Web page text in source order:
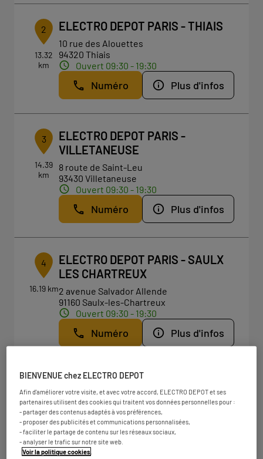
2
13.32
km
ELECTRO DEPOT PARIS - THIAIS
10 rue des Alouettes
94320 Thiais
Ouvert 09:30 - 19:30
Numéro Plus d'infos
3
14.39
km
ELECTRO DEPOT PARIS -
VILLETANEUSE
8 route de Saint-Leu
93430 Villetaneuse
Ouvert 09:30 - 19:30
Numéro Plus d'infos
4
16.19 km
ELECTRO DEPOT PARIS - SAULX
LES CHARTREUX
2 avenue Salvador Allende
91160 Saulx-les-Chartreux
Ouvert 09:30 - 19:30
Numéro Plus d'infos
18.77
km
ELECTRO DEPOT PARIS - ROSNY
SOUS BOIS
5-6 rue Montgolfier
93110 Rosny-sous-Bois
Ouvert 09:30 - 19:30
BIENVENUE chez ELECTRO DEPOT
Afin d'améliorer votre visite, et avec votre accord, ELECTRO DEPOT et ses
partenaires utilisent des cookies qui traitent vos données personnelles pour :
- partager des contenus adaptés à vos préférences,
- proposer des publicités et communications personnalisées,
- faciliter le partage de contenu sur les réseaux sociaux,
- analyser le trafic sur notre site web.
Voir la politique cookies